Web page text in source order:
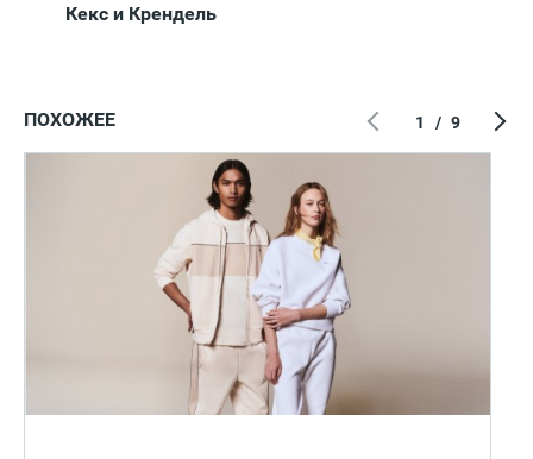
Кекс и Крендель
ПОХОЖЕЕ 1 / 9